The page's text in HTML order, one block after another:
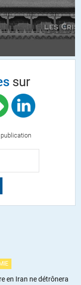
sur
en Iran ne détrônera